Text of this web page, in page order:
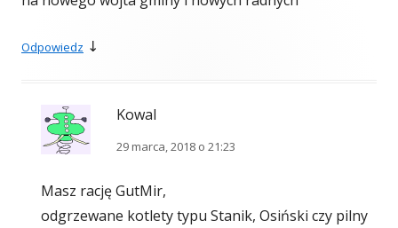
Odpowiedz ↓
Kowal
29 marca, 2018 o 21:23
Masz rację GutMir,
odgrzewane kotlety typu Stanik, Osiński czy pilny